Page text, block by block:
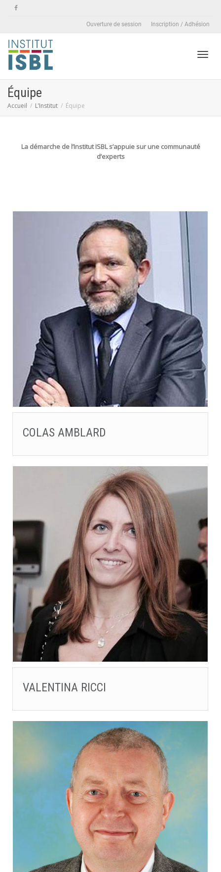
Ouverture de session Inscription / Adhésion
Équipe
Accueil L’Institut Équipe
La démarche de l’Institut ISBL s’appuie sur une communauté
d’experts
COLAS AMBLARD
VALENTINA RICCI